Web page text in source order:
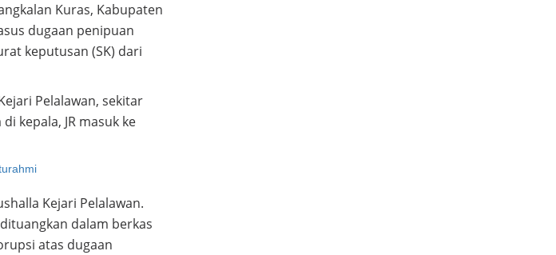
Kuras, Kabupaten
dugaan penipuan
keputusan (SK) dari
Pelalawan, sekitar
kepala, JR masuk ke
Kejari Pelalawan.
dalam berkas
atas dugaan